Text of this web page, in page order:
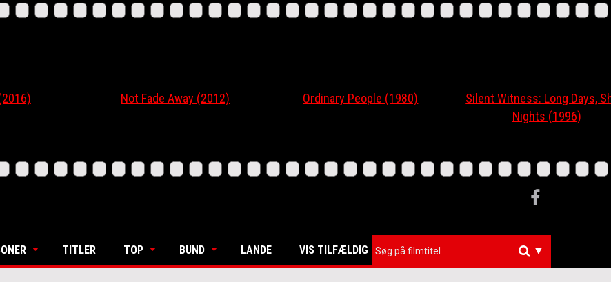
Not Fade Away (2012) Ordinary People (1980)
Silent Witness: Long Days, Short
Nights (1996)
TITLER TOP BUND LANDE VIS TILFÆLDIG ▼